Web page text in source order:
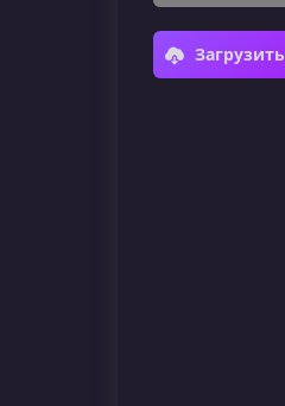
Загрузить